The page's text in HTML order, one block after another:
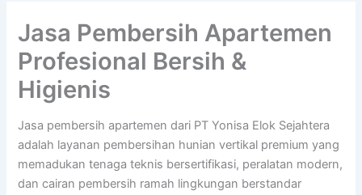
Jasa Pembersih Apartemen
Profesional Bersih &
Higienis
Jasa pembersih apartemen dari PT Yonisa Elok Sejahtera
adalah layanan pembersihan hunian vertikal premium yang
memadukan tenaga teknis bersertifikasi, peralatan modern,
dan cairan pembersih ramah lingkungan berstandar